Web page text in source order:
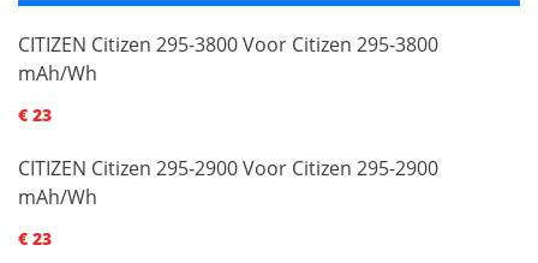
CITIZEN Citizen 295-3800 Voor Citizen 295-3800
mAh/Wh
€ 23
CITIZEN Citizen 295-2900 Voor Citizen 295-2900
mAh/Wh
€ 23